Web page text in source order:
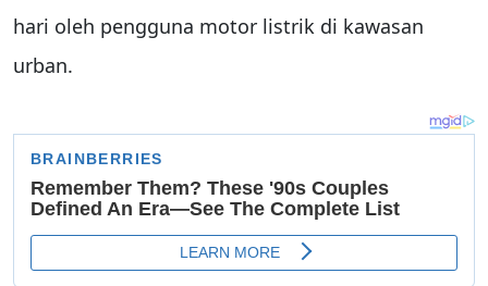
hari oleh pengguna motor listrik di kawasan
urban.